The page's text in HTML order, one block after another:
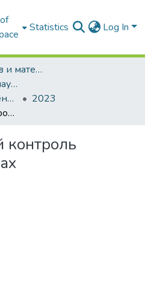
Statistics Log In
Сборники трудов и материалов конференций
Статьи из сборников научных трудов
Инновационные решения в технологиях и механизации сельскохозяйственного производства
2023
Автоматический контроль давления в шинах
контроль